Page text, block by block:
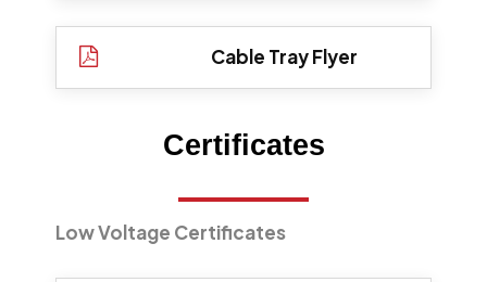
Cable Tray Flyer
Certificates
Low Voltage Certificates